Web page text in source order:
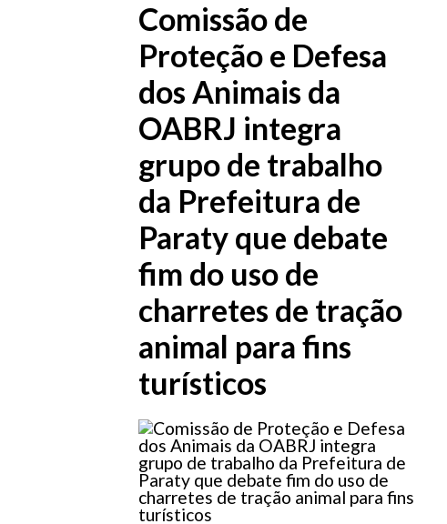
Comissão de
Proteção e Defesa
dos Animais da
OABRJ integra
grupo de trabalho
da Prefeitura de
Paraty que debate
fim do uso de
charretes de tração
animal para fins
turísticos